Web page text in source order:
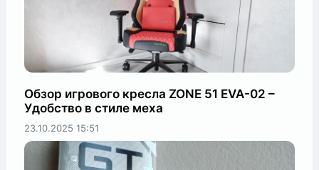
Обзор игрового кресла ZONE 51 EVA-02 –
Удобство в стиле меха
23.10.2025 15:51